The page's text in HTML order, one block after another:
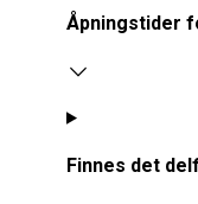
Åpningstider
Finnes det